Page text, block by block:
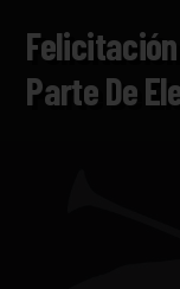
Parte De